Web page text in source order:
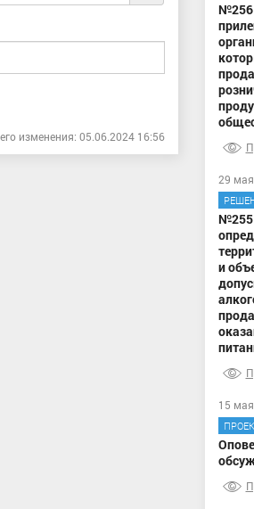
изменения: 05.06.2024 16:56
№256
29
№255
и
15